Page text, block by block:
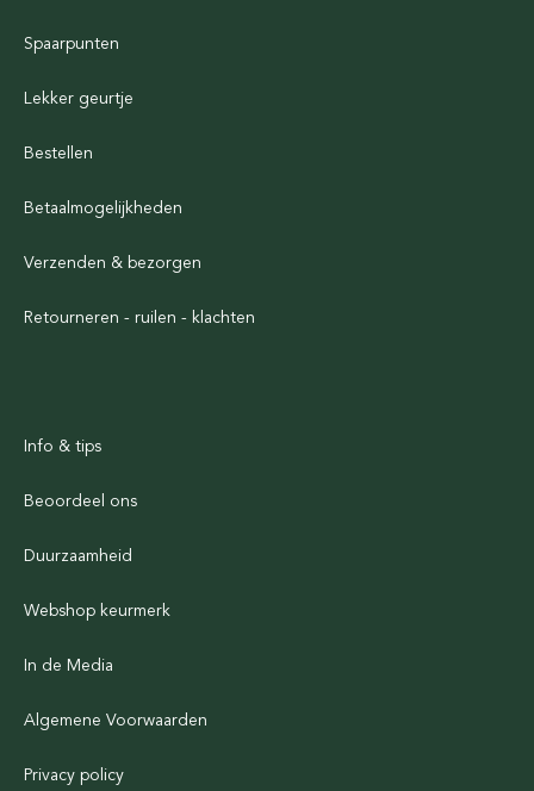
Spaarpunten
Lekker geurtje
Bestellen
Betaalmogelijkheden
Verzenden & bezorgen
Retourneren - ruilen - klachten
Info & tips
Beoordeel ons
Duurzaamheid
Webshop keurmerk
In de Media
Algemene Voorwaarden
Privacy policy